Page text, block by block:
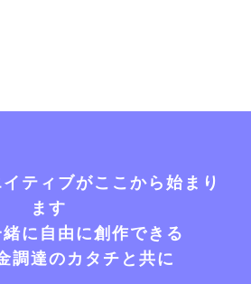
ティブがここから始まり
ます
に自由に創作できる
調達のカタチと共に